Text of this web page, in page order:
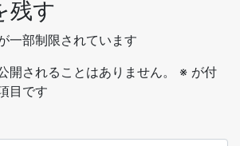
残す
一部制限されています
開されることはありません。
※ が付
目です